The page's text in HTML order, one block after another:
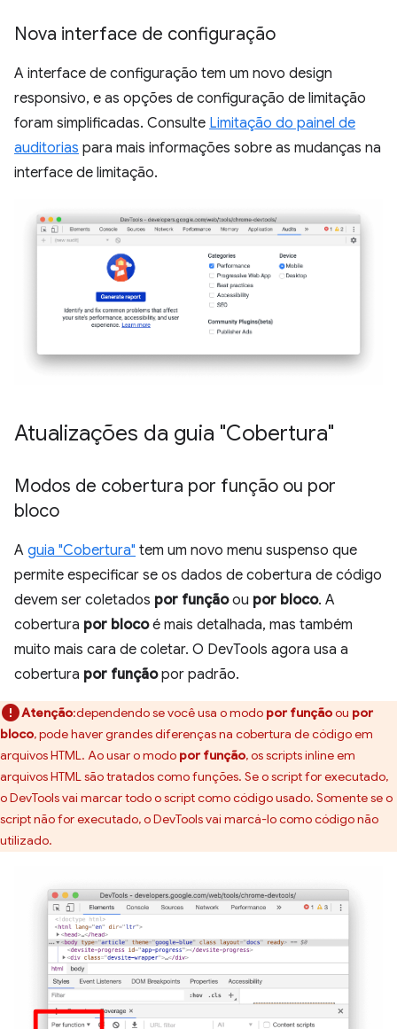
Nova interface de configuração
A interface de configuração tem um novo design
responsivo, e as opções de configuração de limitação
foram simplificadas. Consulte Limitação do painel de
auditorias para mais informações sobre as mudanças na
interface de limitação.
Atualizações da guia "Cobertura"
Modos de cobertura por função ou por
bloco
A guia "Cobertura" tem um novo menu suspenso que
permite especificar se os dados de cobertura de código
devem ser coletados por funçãoou por bloco. A
cobertura por blocoé mais detalhada, mas também
muito mais cara de coletar. O DevTools agora usa a
cobertura por funçãopor padrão.
Atenção:dependendo se você usa o modo por funçãoou por
bloco, pode haver grandes diferenças na cobertura de código em
arquivos HTML. Ao usar o modo por função, os scripts inline em
arquivos HTML são tratados como funções. Se o script for executado,
o DevTools vai marcar todo o script como código usado. Somente se o
script não for executado, o DevTools vai marcá-lo como código não
utilizado.